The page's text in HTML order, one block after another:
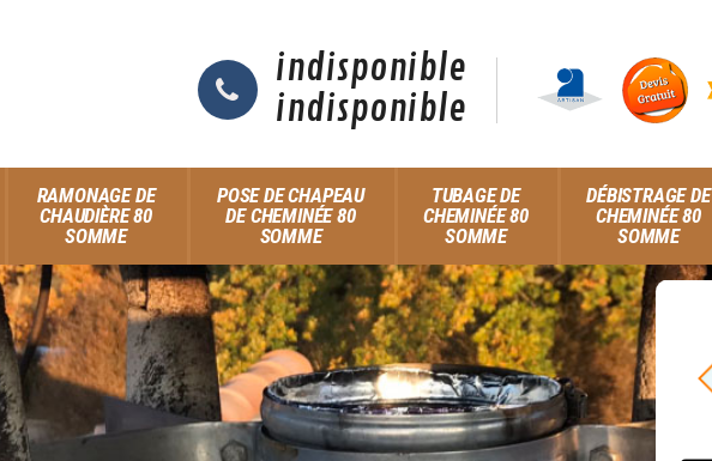
indisponible
indisponible
RAMONAGE DE
CHAUDIÈRE 80
SOMME
POSE DE CHAPEAU
DE CHEMINÉE 80
SOMME
TUBAGE DE
CHEMINÉE 80
SOMME
DÉBISTRAGE DE
CHEMINÉE 80
SOMME